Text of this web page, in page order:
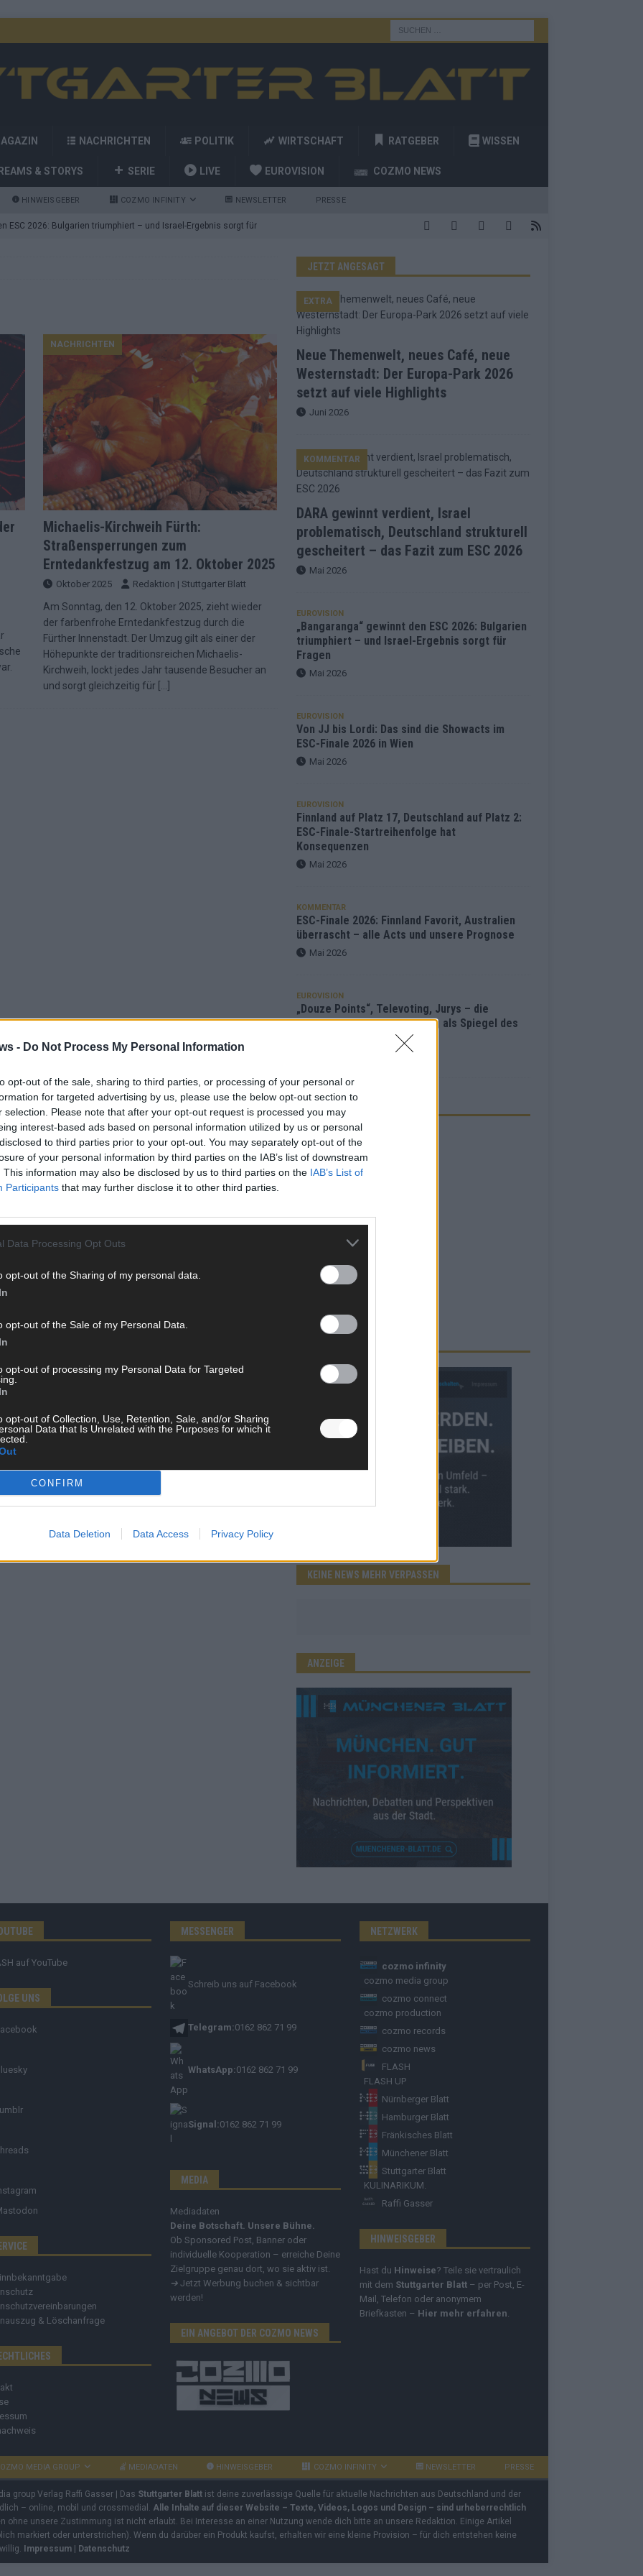
- Do Not Process My Personal Information
opt-out of the sale, sharing to third parties, or processing of your personal or
for targeted advertising by us, please use the below opt-out section to
selection. Please note that after your opt-out request is processed you may
interest-based ads based on personal information utilized by us or personal
to third parties prior to your opt-out. You may separately opt-out of the
of your personal information by third parties on the IAB’s list of downstream
This information may also be disclosed by us to third parties on the IAB’s List of
Participants that may further disclose it to other third parties.
Data Processing Opt Outs
opt-out of the Sharing of my personal data.
opt-out of the Sale of my Personal Data.
opt-out of processing my Personal Data for Targeted
opt-out of Collection, Use, Retention, Sale, and/or Sharing
Data that Is Unrelated with the Purposes for which it
CONFIRM
Data Deletion Data Access Privacy Policy
NACHRICHTEN POLITIK WIRTSCHAFT RATGEBER WISSEN
& STORYS SERIE LIVE EUROVISION COZMO NEWS
HINWEISGEBER COZMO INFINITY NEWSLETTER PRESSE
ESC 2026: Bulgarien triumphiert – und Israel-Ergebnis sorgt für
Favorit, Australien überrascht – alle Acts und unsere Prognose
Jurys – die Geschichte der ESC-Wertung als Spiegel des
vier Big-Four-Länder, ein Gastgeber – alle Acts im
Walzer zu kurz, Moderation zu provinziell – das Fazit zum
2: Dänemark vorne, Aserbaidschan chancenlos – Zypern
Café, neue Westernstadt: Der Europa-Park 2026 setzt auf viele
problematisch, Deutschland strukturell gescheitert – das
NACHRICHTEN
Michaelis-Kirchweih Fürth:
Straßensperrungen zum
Erntedankfestzug am 12. Oktober 2025
Oktober 2025 Redaktion | Stuttgarter Blatt
Am Sonntag, den 12. Oktober 2025, zieht wieder
der farbenfrohe Erntedankfestzug durch die
Fürther Innenstadt. Der Umzug gilt als einer der
Höhepunkte der traditionsreichen Michaelis-
Kirchweih, lockt jedes Jahr tausende Besucher an
und sorgt gleichzeitig für
JETZT ANGESAGT
Neue Themenwelt, neues Café, neue
Westernstadt: Der Europa-Park 2026
setzt auf viele Highlights
EXTRA
Juni 2026
DARA gewinnt verdient, Israel
problematisch, Deutschland strukturell
gescheitert – das Fazit zum ESC 2026
KOMMENTAR
Mai 2026
EUROVISION
„Bangaranga“ gewinnt den ESC 2026: Bulgarien
triumphiert – und Israel-Ergebnis sorgt für
Fragen
Mai 2026
EUROVISION
Von JJ bis Lordi: Das sind die Showacts im
ESC-Finale 2026 in Wien
Mai 2026
EUROVISION
Finnland auf Platz 17, Deutschland auf Platz 2:
ESC-Finale-Startreihenfolge hat
Konsequenzen
Mai 2026
KOMMENTAR
ESC-Finale 2026: Finnland Favorit, Australien
überrascht – alle Acts und unsere Prognose
Mai 2026
EUROVISION
„Douze Points“, Televoting, Jurys – die
Geschichte der ESC-Wertung als Spiegel des
KEINE NEWS MEHR VERPASSEN
ANZEIGE
auf YouTube
UNS
& Löschanfrage
MESSENGER
Schreib uns auf Facebook
Telegram:0162 862 71 99
WhatsApp:0162 862 71 99
Signal:0162 862 71 99
MEDIA
Mediadaten
Deine Botschaft. Unsere Bühne.
Ob Sponsored Post, Banner oder
individuelle Kooperation – erreiche Deine
Zielgruppe genau dort, wo sie aktiv ist.
➔ Jetzt Werbung buchen & sichtbar
werden!
EIN ANGEBOT DER COZMO NEWS
NETZWERK
cozmo infinity
cozmo media group
cozmo connect
cozmo production
cozmo records
cozmo news
FLASH
FLASH UP
Nürnberger Blatt
Hamburger Blatt
Fränkisches Blatt
Münchener Blatt
Stuttgarter Blatt
KULINARIKUM.
Raffi Gasser
HINWEISGEBER
Hast du Hinweise? Teile sie vertraulich
mit dem Stuttgarter Blatt – per Post, E-
Mail, Telefon oder anonymem
Briefkasten – Hier mehr erfahren
MEDIA GROUP MEDIADATEN HINWEISGEBER COZMO INFINITY NEWSLETTER PRESSE
group Verlag Raffi Gasser | Das Stuttgarter Blatt ist deine zuverlässige Quelle für aktuelle Nachrichten aus Deutschland und der
– online, mobil und crossmedial. Alle Inhalte auf dieser Website – Texte, Videos, Logos und Design – sind urheberrechtlich
ohne unsere Zustimmung ist nicht erlaubt. Bei Interesse an einer Nutzung wende dich bitte an unsere Redaktion. Einige Artikel
markiert oder unterstrichen). Wenn du darüber ein Produkt kaufst, erhalten wir eine kleine Provision – für dich entstehen keine
Impressum | Datenschutz